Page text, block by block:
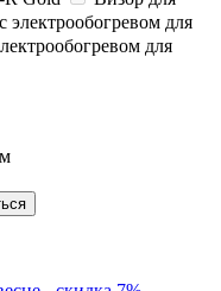
электрообогревом для
для